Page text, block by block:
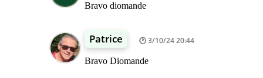
Bravo diomande
Patrice 3/10/24 20:44
Bravo Diomande